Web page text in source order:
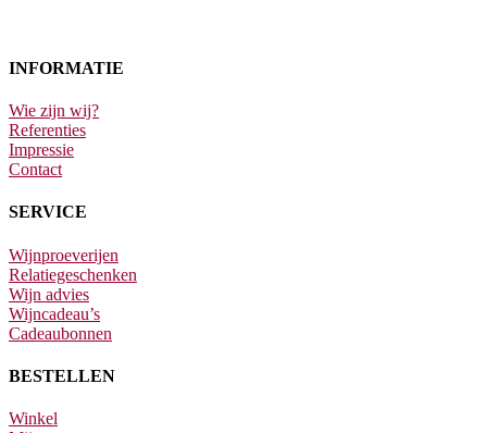
INFORMATIE
Wie zijn wij?
Referenties
Impressie
Contact
SERVICE
Wijnproeverijen
Relatiegeschenken
Wijn advies
Wijncadeau’s
Cadeaubonnen
BESTELLEN
Winkel